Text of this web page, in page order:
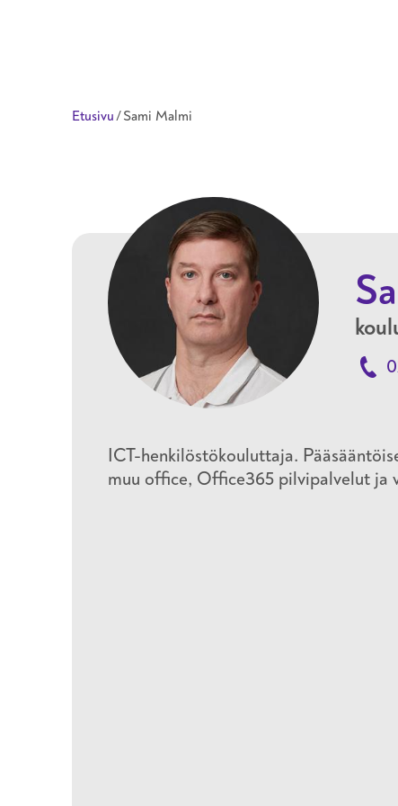
Etusivu/Sami Malmi
ICT-henkilöstökouluttaja.
muu office, Office365 pilvipalvelut ja